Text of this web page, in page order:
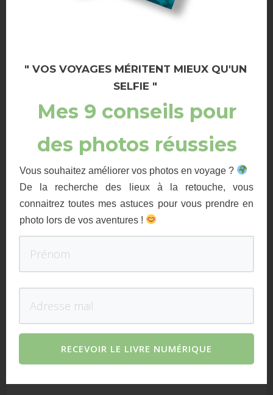
Coup de coeur pour cette endroit
Dur dur d’en sortir, surtout qu’il fait bien frais dehors, ahah!
" VOS VOYAGES MÉRITENT MIEUX QU'UN
SELFIE "
Mes 9 conseils pour
des photos réussies
Vous souhaitez améliorer vos photos en voyage ?
De la recherche des lieux à la retouche, vous
connaitrez toutes mes astuces pour vous prendre en
photo lors de vos aventures !
RECEVOIR LE LIVRE NUMÉRIQUE